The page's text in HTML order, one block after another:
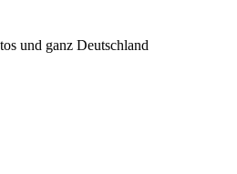
und ganz Deutschland